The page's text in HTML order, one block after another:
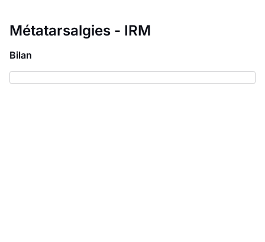
Métatarsalgies - IRM
Bilan